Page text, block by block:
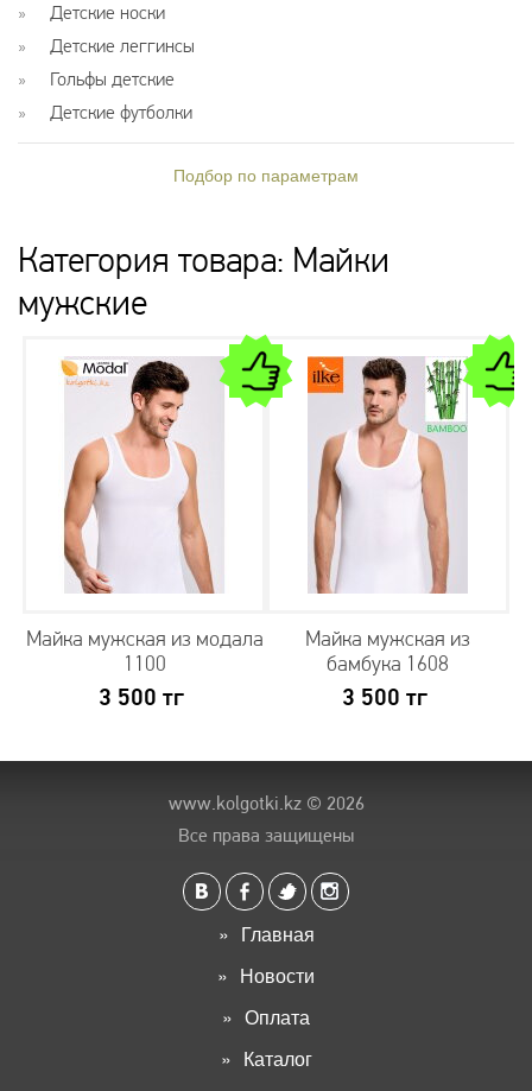
Детские носки
Детские леггинсы
Гольфы детские
Детские футболки
Подбор по параметрам
Категория товара: Майки
мужские
Майка мужская из модала
1100
3 500 тг
Майка мужская из
бамбука 1608
3 500 тг
www.kolgotki.kz© 2026
Все права защищены
Главная
Новости
Оплата
Каталог